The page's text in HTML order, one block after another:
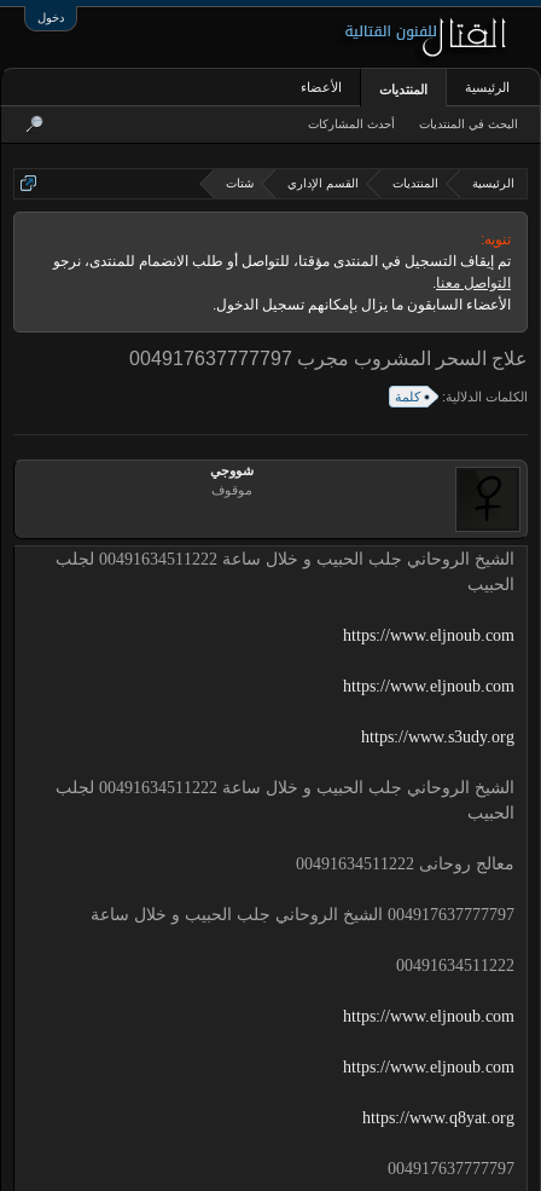
دخول
الرئيسية المنتديات القسم الإداري شتات
تنويه:
تم إيقاف التسجيل في المنتدى مؤقتا، للتواصل أو طلب الانضمام للمنتدى، نرجو
التواصل معنا.
الأعضاء السابقون ما يزال بإمكانهم تسجيل الدخول.
علاج السحر المشروب مجرب 004917637777797
الكلمات الدلالية: كلمة
شووجي
موقوف
الشيخ الروحاني جلب الحبيب و خلال ساعة 00491634511222 لجلب
الحبيب
https://www.eljnoub.com
https://www.eljnoub.com
https://www.s3udy.org
الشيخ الروحاني جلب الحبيب و خلال ساعة 00491634511222 لجلب
الحبيب
معالج روحانى 00491634511222
004917637777797 الشيخ الروحاني جلب الحبيب و خلال ساعة
00491634511222
https://www.eljnoub.com
https://www.eljnoub.com
https://www.q8yat.org
004917637777797
الرئيسية المنتديات
البحث في المنتديات أحدث المشاركات
الأعضاء